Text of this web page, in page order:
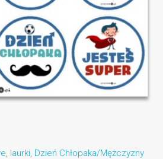
, laurki, Dzień Chłopaka/Mężczyzny